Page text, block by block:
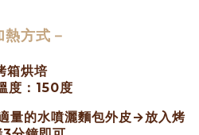
熱方式－
箱烘培
度：150度
量的水噴灑麵包外皮→放入烤